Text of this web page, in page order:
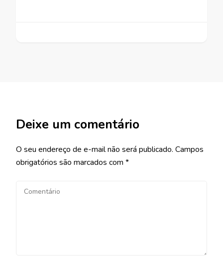
Deixe um comentário
O seu endereço de e-mail não será publicado. Campos
obrigatórios são marcados com *